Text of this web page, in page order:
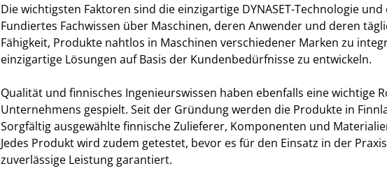
Die wichtigsten Faktoren sind die einzigartige DYNASET-Technologie
Fundiertes Fachwissen über Maschinen, deren Anwender und deren
Fähigkeit, Produkte nahtlos in Maschinen verschiedener Marken zu
einzigartige Lösungen auf Basis der Kundenbedürfnisse zu entwickeln.
Qualität und finnisches Ingenieurswissen haben ebenfalls eine wichtige
Unternehmens gespielt. Seit der Gründung werden die Produkte in
Sorgfältig ausgewählte finnische Zulieferer, Komponenten und
Jedes Produkt wird zudem getestet, bevor es für den Einsatz in der
zuverlässige Leistung garantiert.